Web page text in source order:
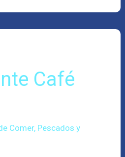
Café
Comer, Pescados y